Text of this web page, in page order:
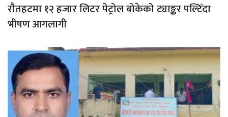
रौतहटमा १२ हजार लिटर पेट्रोल बोकेको ट्याङ्कर पल्टिँदा
भीषण आगलागी